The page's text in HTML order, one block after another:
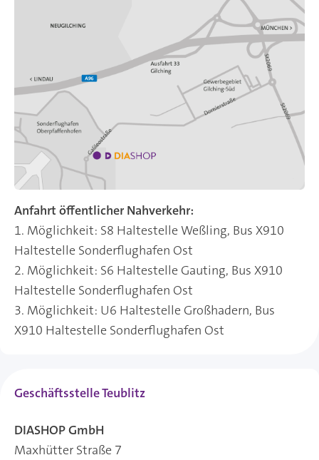
Anfahrt öffentlicher Nahverkehr:
1. Möglichkeit: S8 Haltestelle Weßling, Bus X910
Haltestelle Sonderflughafen Ost
2. Möglichkeit: S6 Haltestelle Gauting, Bus X910
Haltestelle Sonderflughafen Ost
3. Möglichkeit: U6 Haltestelle Großhadern, Bus
X910 Haltestelle Sonderflughafen Ost
Geschäftsstelle Teublitz
DIASHOP GmbH
Maxhütter Straße 7